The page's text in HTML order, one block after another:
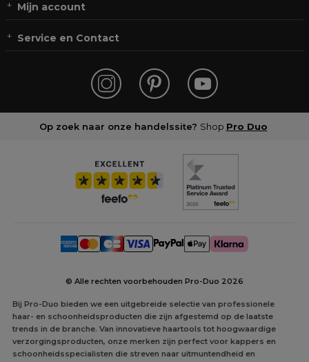
Mijn account
Service en Contact
Op zoek naar onze handelssite? Shop Pro Duo
© Alle rechten voorbehouden Pro-Duo 2026
Bij Pro-Duo bieden we een uitgebreide selectie van professionele
haar- en schoonheidsproducten die zijn afgestemd op de laatste
trends in de branche. Van innovatieve haartools tot hoogwaardige
verzorgingsproducten, onze merken zijn perfect voor kappers en
schoonheidsspecialisten die streven naar uitmuntendheid en